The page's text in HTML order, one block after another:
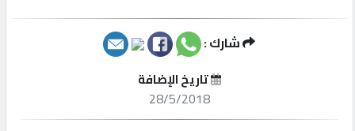
مميزة
إتصل
شارك :
تاريخ الإضافة
28/5/2018